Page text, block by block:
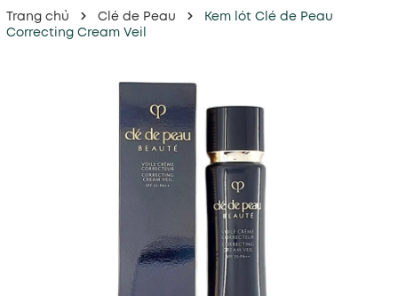
Trang chủ Clé de Peau
Kem lót Clé de Peau
Correcting Cream Veil